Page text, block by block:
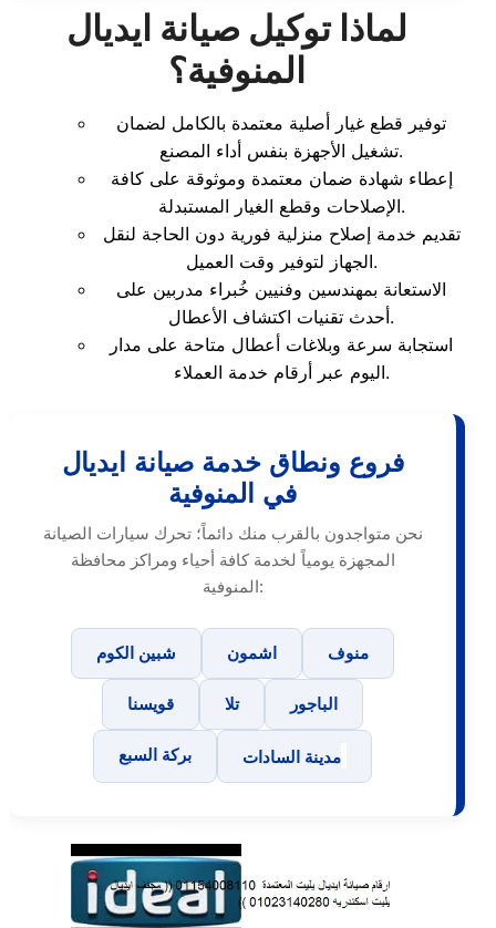
لماذا توكيل صيانة ايديال
المنوفية؟
توفير قطع غيار أصلية معتمدة بالكامل لضمان
تشغيل الأجهزة بنفس أداء المصنع.
إعطاء شهادة ضمان معتمدة وموثوقة على كافة
الإصلاحات وقطع الغيار المستبدلة.
تقديم خدمة إصلاح منزلية فورية دون الحاجة لنقل
الجهاز لتوفير وقت العميل.
الاستعانة بمهندسين وفنيين خُبراء مدربين على
أحدث تقنيات اكتشاف الأعطال.
استجابة سرعة وبلاغات أعطال متاحة على مدار
اليوم عبر أرقام خدمة العملاء.
فروع ونطاق خدمة صيانة ايديال
في المنوفية
نحن متواجدون بالقرب منك دائماً؛ تحرك سيارات الصيانة
المجهزة يومياً لخدمة كافة أحياء ومراكز محافظة
المنوفية:
شبين الكوم اشمون منوف
قويسنا تلا الباجور
بركة السبع مدينة السادات